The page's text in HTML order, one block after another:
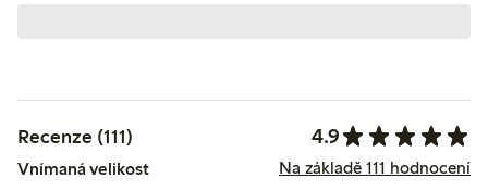
Recenze (111) 4.9
Vnímaná velikost Na základě 111 hodnocení